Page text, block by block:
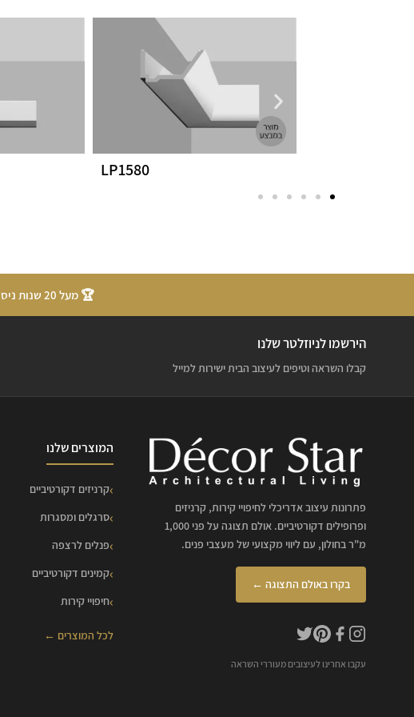
LP1580
🏆 מעל 20 שנות ניסיון
הירשמו לניוזלטר שלנו
קבלו השראה וטיפים לעיצוב הבית ישירות למייל
פתרונות עיצוב אדריכלי לחיפויי קירות, קרניזים
ופרופילים דקורטיביים. אולם תצוגה על פני 1,000
מ"ר בחולון, עם ליווי מקצועי של מעצבי פנים.
בקרו באולם התצוגה ←
עקבו אחרינו לעיצובים מעוררי השראה
המוצרים שלנו
קרניזים דקורטיביים
סרגלים ומסגרות
פנלים לרצפה
קמינים דקורטיביים
חיפויי קירות
לכל המוצרים ←